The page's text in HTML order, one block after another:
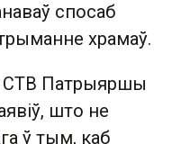
спосаб
храмаў.
СТВ Патрыяршы
што не
ў тым, каб